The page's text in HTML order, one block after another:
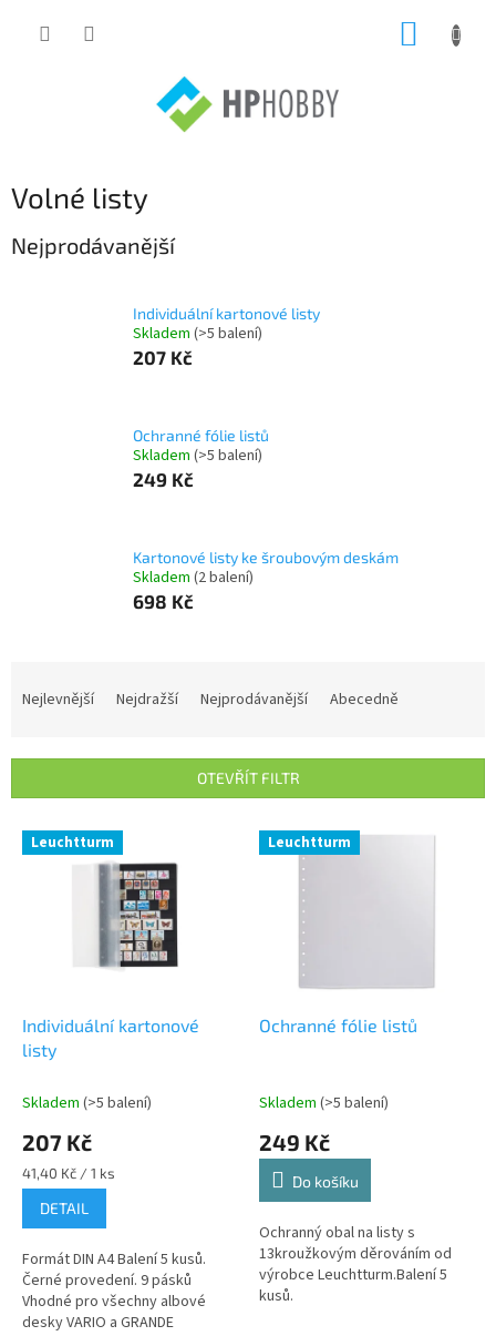
Volné listy
Nejprodávanější
Individuální kartonové listy
Skladem (>5 balení)
207 Kč
Ochranné fólie listů
Skladem (>5 balení)
249 Kč
Kartonové listy ke šroubovým deskám
Skladem (2 balení)
698 Kč
í
Nejlevnější Nejdražší Nejprodávanější Abecedně
OTEVŘÍT FILTR
V Leuchtturm
Individuální kartonové
listy
Skladem (>5 balení)
207 Kč
Měrná
cena:
41,40 Kč / 1 ks
DETAIL
Formát DIN A4 Balení 5 kusů.
Černé provedení. 9 pásků
Vhodné pro všechny albové
desky VARIO a GRANDE
Leuchtturm
Ochranné fólie listů
Skladem (>5 balení)
249 Kč
Do košíku
Ochranný obal na listy s
13kroužkovým děrováním od
výrobce Leuchtturm.Balení 5
kusů.